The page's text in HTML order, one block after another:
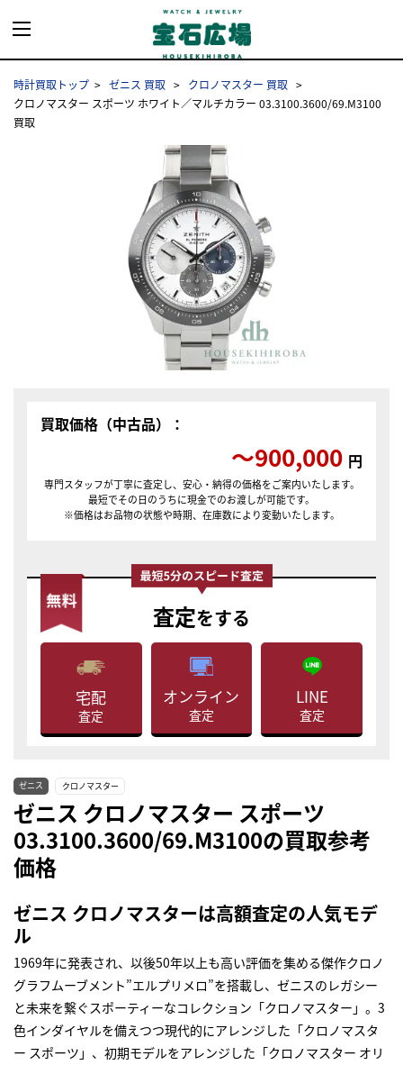
時計買取トップ ゼニス 買取
クロノマスター 買取
クロノマスター スポーツ ホワイト／マルチカラー 03.3100.3600/69.M3100
買取
買取価格（中古品）：
〜900,000 円
専門スタッフが丁寧に査定し、安心・納得の価格をご案内いたします。
最短でその日のうちに現金でのお渡しが可能です。
※価格はお品物の状態や時期、在庫数により変動いたします。
査定をする
宅配
査定
オンライン
査定
LINE
査定
ゼニス クロノマスター
ゼニス クロノマスター スポーツ
03.3100.3600/69.M3100の買取参考
価格
ゼニス クロノマスターは高額査定の人気モデ
ル
1969年に発表され、以後50年以上も高い評価を集める傑作クロノ
グラフムーブメント”エルプリメロ”を搭載し、ゼニスのレガシー
と未来を繋ぐスポーティーなコレクション「クロノマスター」。3
色インダイヤルを備えつつ現代的にアレンジした「クロノマスタ
ー スポーツ」、初期モデルをアレンジした「クロノマスター オリ